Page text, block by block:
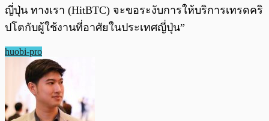
ญี่ปุ่น ทางเรา (HitBTC) จะขอระงับการให้บริการเทรดคริ
ปโตกับผู้ใช้งานที่อาศัยในประเทศญี่ปุ่น”
huobi-pro